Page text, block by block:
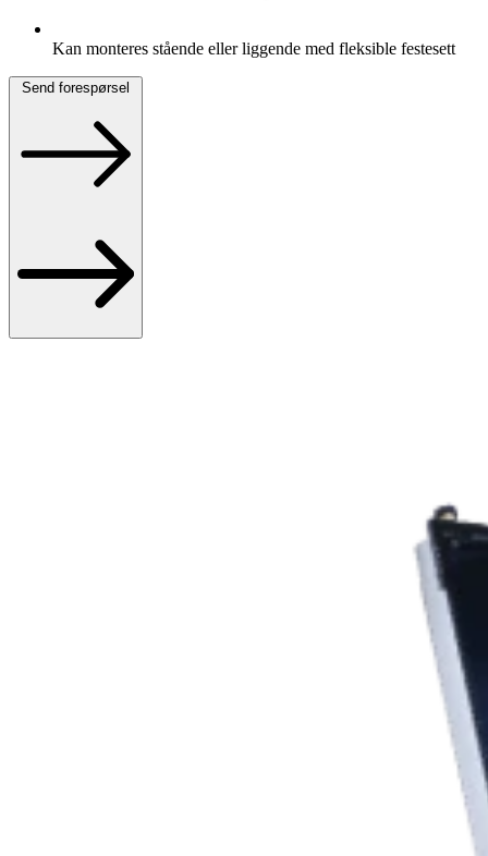
Kan monteres stående eller liggende med fleksible festesett
Send forespørsel